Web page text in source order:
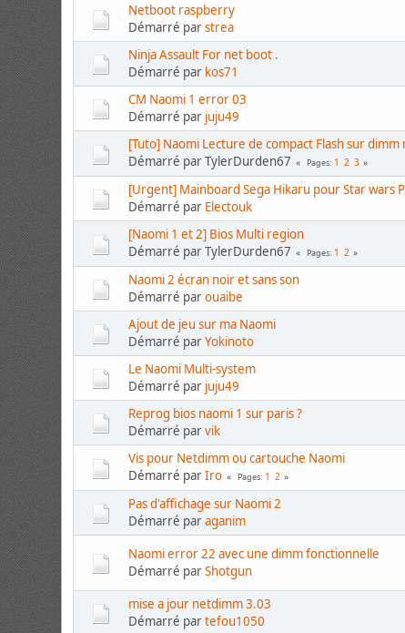
Netboot raspberry
Démarré parstrea
Ninja Assault For net boot .
Démarré par kos71
CM Naomi 1 error 03
Démarré par juju49
[Tuto] Naomi Lecture de compact Flash sur dimm
Démarré par TylerDurden67
Pages 1 2 3
[Urgent] Mainboard Sega Hikaru pour Star wars
Démarré par Electouk
[Naomi 1 et 2] Bios Multi region
Démarré par TylerDurden67
Pages 1 2
Naomi 2 écran noir et sans son
Démarré parouaibe
Ajout de jeu sur ma Naomi
Démarré parYokinoto
Le Naomi Multi-system
Démarré par juju49
Reprog bios naomi 1 sur paris ?
Démarré parvik
Vis pour Netdimm ou cartouche Naomi
Démarré parIro Pages 1 2
Pas d'affichage sur Naomi 2
Démarré paraganim
Naomi error 22 avec une dimm fonctionnelle
Démarré parShotgun
mise a jour netdimm 3.03
Démarré partefou1050